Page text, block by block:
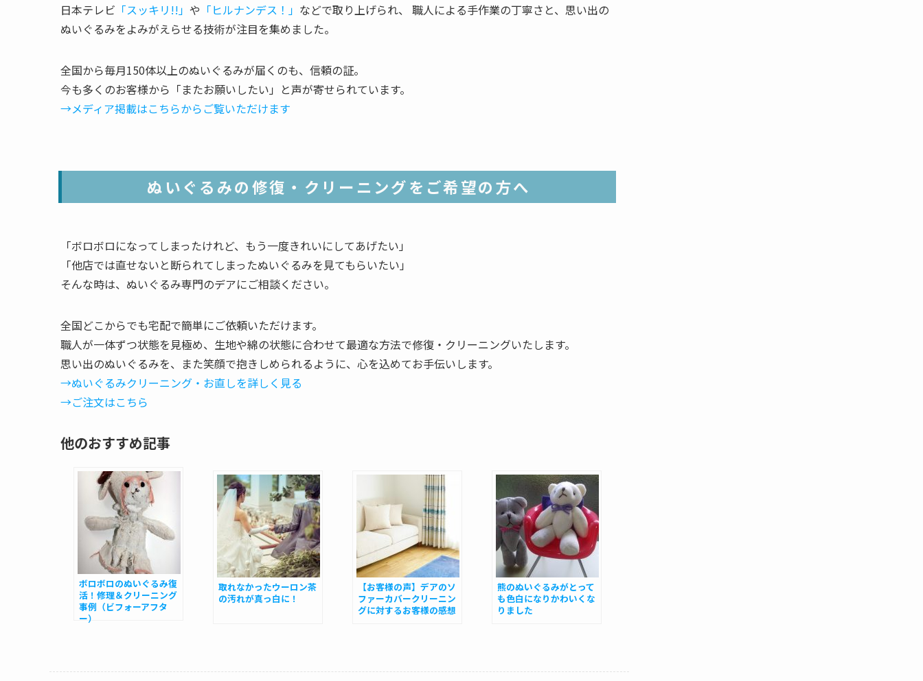
日本テレビ 「スッキリ!!」 や 「ヒルナンデス！」 などで取り上げられ、 職人による手作業の丁寧さと、思い出の
ぬいぐるみをよみがえらせる技術が注目を集めました。
全国から毎月150体以上のぬいぐるみが届くのも、信頼の証。
今も多くのお客様から「またお願いしたい」と声が寄せられています。
→メディア掲載はこちらからご覧いただけます
ぬいぐるみの修復・クリーニングをご希望の方へ
「ボロボロになってしまったけれど、もう一度きれいにしてあげたい」
「他店では直せないと断られてしまったぬいぐるみを見てもらいたい」
そんな時は、ぬいぐるみ専門のデアにご相談ください。
全国どこからでも宅配で簡単にご依頼いただけます。
職人が一体ずつ状態を見極め、生地や綿の状態に合わせて最適な方法で修復・クリーニングいたします。
思い出のぬいぐるみを、また笑顔で抱きしめられるように、心を込めてお手伝いします。
→ぬいぐるみクリーニング・お直しを詳しく見る
→ご注文はこちら
他のおすすめ記事
ボロボロのぬいぐるみ復
活！修理＆クリーニング
事例（ビフォーアフタ
ー）
取れなかったウーロン茶
の汚れが真っ白に！
【お客様の声】デアのソ
ファーカバークリーニン
グに対するお客様の感想
熊のぬいぐるみがとって
も色白になりかわいくな
りました